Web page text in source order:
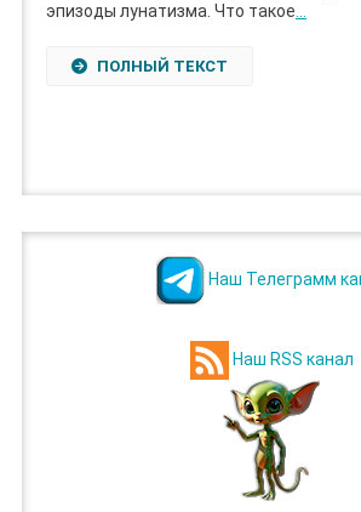
эпизоды лунатизма. Что такое
ПОЛНЫЙ ТЕКСТ
Наш Телеграмм
Наш RSS канал